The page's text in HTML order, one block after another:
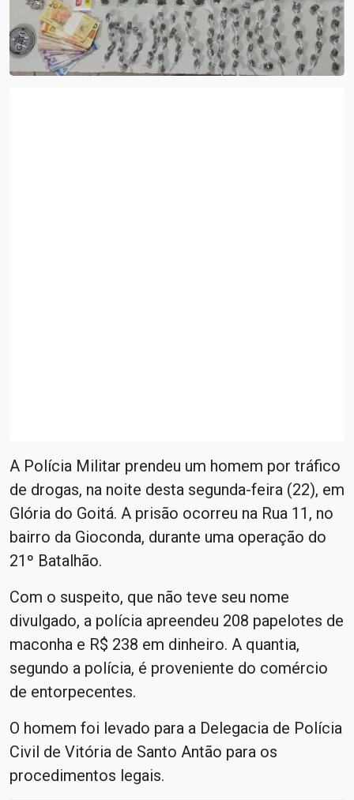
A Polícia Militar prendeu um homem por tráfico
de drogas, na noite desta segunda-feira (22), em
Glória do Goitá. A prisão ocorreu na Rua 11, no
bairro da Gioconda, durante uma operação do
21º Batalhão.
Com o suspeito, que não teve seu nome
divulgado, a polícia apreendeu 208 papelotes de
maconha e R$ 238 em dinheiro. A quantia,
segundo a polícia, é proveniente do comércio
de entorpecentes.
O homem foi levado para a Delegacia de Polícia
Civil de Vitória de Santo Antão para os
procedimentos legais.